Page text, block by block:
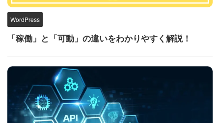
WordPress
「稼働」と「可動」の違いをわかりやすく解説！